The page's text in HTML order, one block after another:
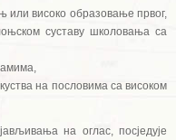
високо образовање првог,
суставу школовања са
на пословима са високом
на оглас, посједује